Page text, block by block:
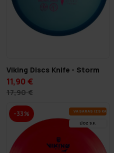
Viking Discs Knife - Storm
11,90 €
17,90 €
-33% VA­SA­RAS IZ­SKA­ŅA
LĪDZ 9.8.